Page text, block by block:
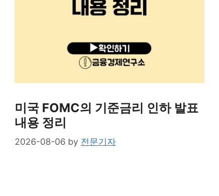
미국 FOMC의 기준금리 인하 발표
내용 정리
2026-08-06 by 전문기자